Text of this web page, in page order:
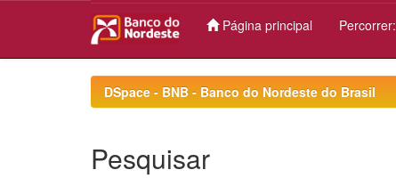
Página principal Percorrer:
DSpace - BNB - Banco do Nordeste do Brasil
Pesquisar